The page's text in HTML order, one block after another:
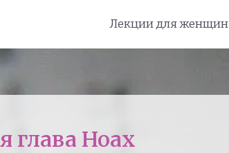
Лекции для женщин
глава Ноах